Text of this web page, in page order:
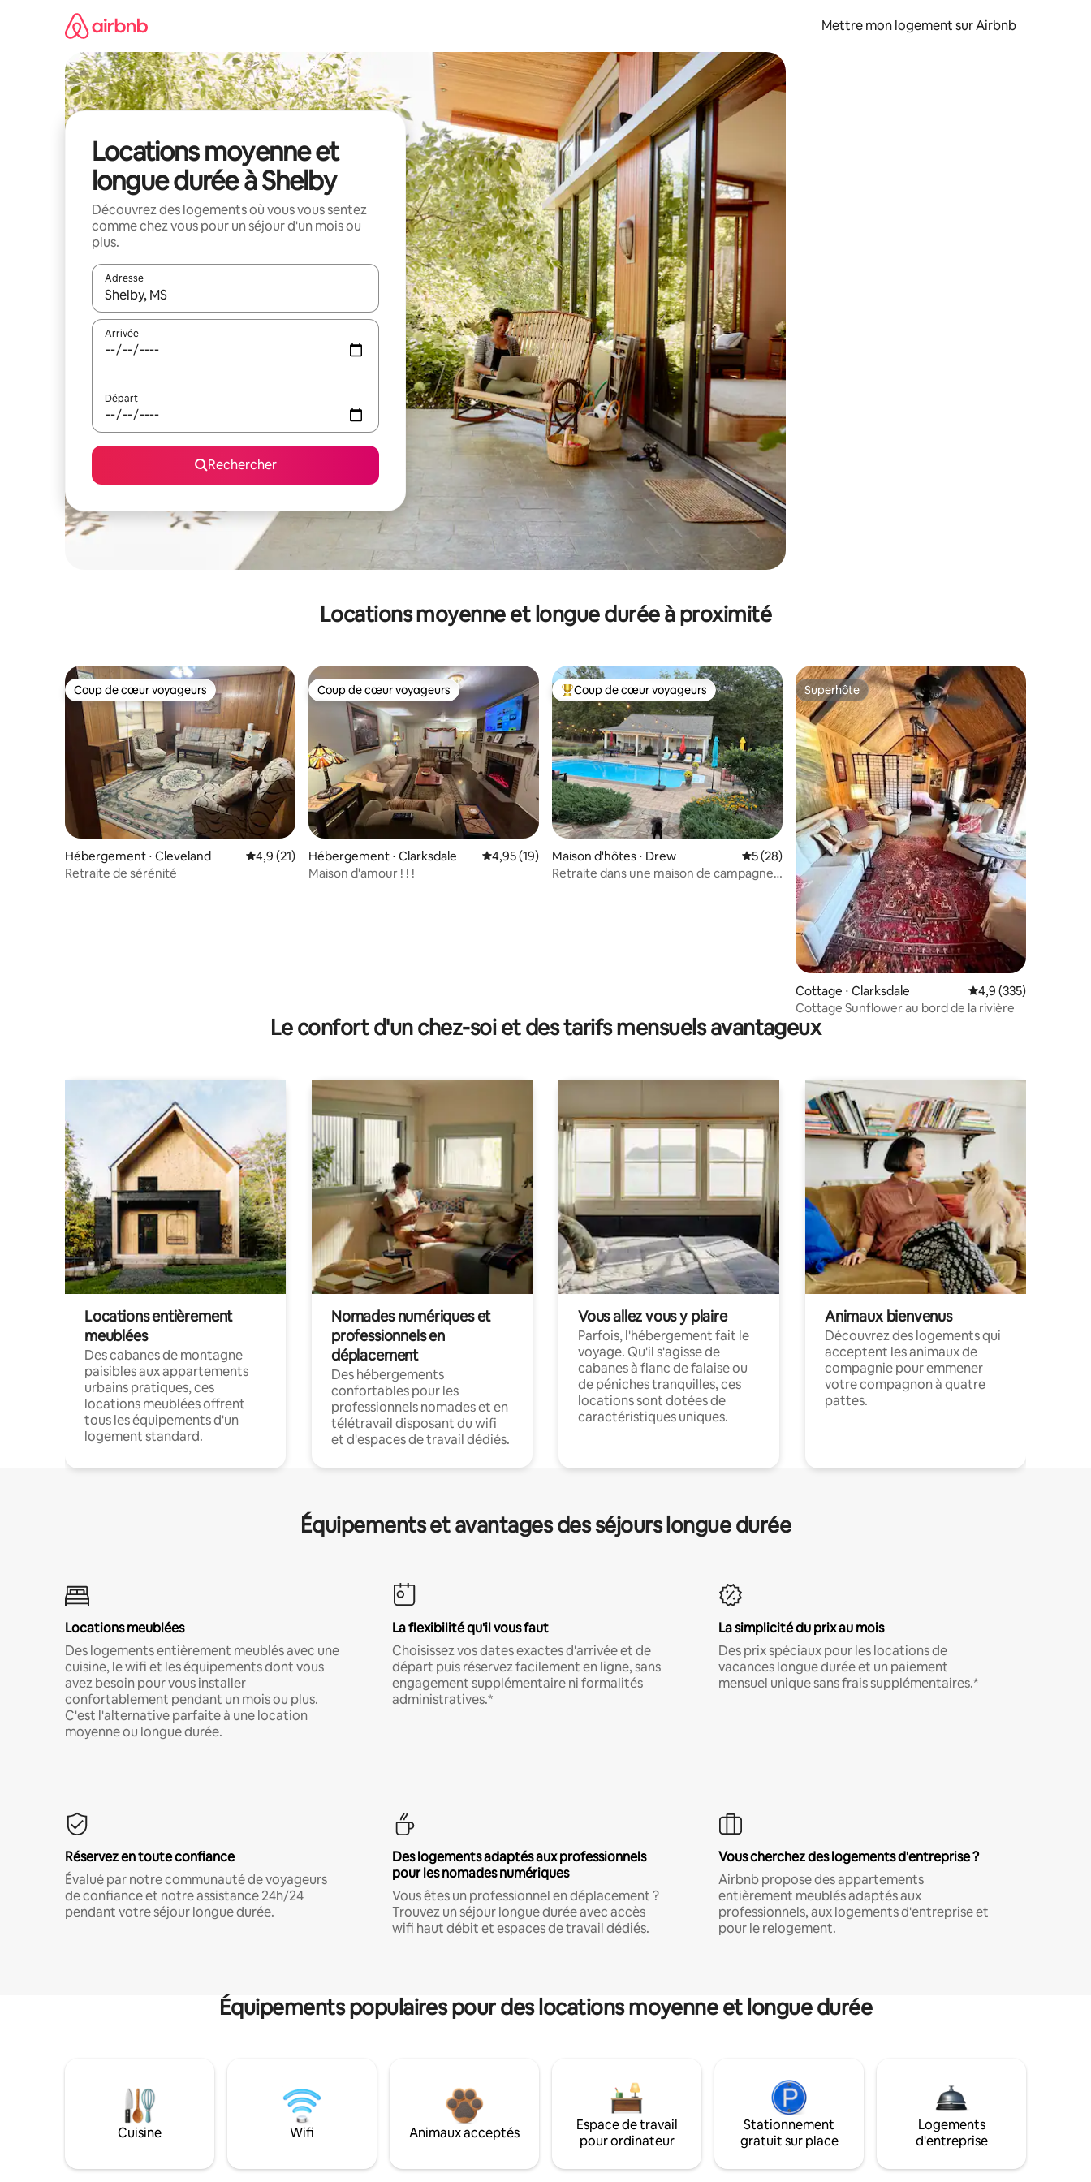
Mettre mon logement sur Airbnb
Locations moyenne et
longue durée à Shelby
Découvrez des logements où vous vous sentez
comme chez vous pour un séjour d'un mois ou
plus.
Adresse
Lorsque les résultats s'affichent, utilisez les flèches vers le haut et vers le bas pour les parcourir ou en appuyant et en faisant glisser.
Arrivée
Départ
Rechercher
Locations moyenne et longue durée à proximité
Coup de cœur voyageurs
Coup de cœur voyageurs
Hébergement ⋅ Cleveland Évaluation moyenne sur la base de 21 commentaires : 4,9 sur 5
4,9 (21)
Retraite de sérénité
Coup de cœur voyageurs
Coup de cœur voyageurs
Hébergement ⋅ Clarksdale Évaluation moyenne sur la base de 19 commentaires : 4,95 sur 5
4,95 (19)
Maison d'amour ! ! !
Coups de cœur voyageurs les plus appréciés
Coup de cœur voyageurs
Maison d'hôtes ⋅ Drew Évaluation moyenne sur la base de 28 commentaires : 5 sur 5
5 (28)
Retraite dans une maison de campagne
Superhôte
Superhôte
Cottage ⋅ Clarksdale Évaluation moyenne
4,9 (335)
Cottage Sunflower au bord de la rivière
Le confort d'un chez-soi et des tarifs mensuels avantageux
Locations entièrement
meublées
Des cabanes de montagne
paisibles aux appartements
urbains pratiques, ces
locations meublées offrent
tous les équipements d'un
logement standard.
Nomades numériques et
professionnels en
déplacement
Des hébergements
confortables pour les
professionnels nomades et en
télétravail disposant du wifi
et d'espaces de travail dédiés.
Vous allez vous y plaire
Parfois, l'hébergement fait le
voyage. Qu'il s'agisse de
cabanes à flanc de falaise ou
de péniches tranquilles, ces
locations sont dotées de
caractéristiques uniques.
Animaux bienvenus
Découvrez des logements qui
acceptent les animaux de
compagnie pour emmener
votre compagnon à quatre
pattes.
Équipements et avantages des séjours longue durée
Locations meublées
Des logements entièrement meublés avec une
cuisine, le wifi et les équipements dont vous
avez besoin pour vous installer
confortablement pendant un mois ou plus.
C'est l'alternative parfaite à une location
moyenne ou longue durée.
La flexibilité qu'il vous faut
Choisissez vos dates exactes d'arrivée et de
départ puis réservez facilement en ligne, sans
engagement supplémentaire ni formalités
administratives.*
La simplicité du prix au mois
Des prix spéciaux pour les locations de
vacances longue durée et un paiement
mensuel unique sans frais supplémentaires.*
Réservez en toute confiance
Évalué par notre communauté de voyageurs
de confiance et notre assistance 24h/24
pendant votre séjour longue durée.
Des logements adaptés aux professionnels
pour les nomades numériques
Vous êtes un professionnel en déplacement ?
Trouvez un séjour longue durée avec accès
wifi haut débit et espaces de travail dédiés.
Vous cherchez des logements d'entreprise ?
Airbnb propose des appartements
entièrement meublés adaptés aux
professionnels, aux logements d'entreprise et
pour le relogement.
Équipements populaires pour des locations moyenne et longue durée
Cuisine Wifi Animaux acceptés
Espace de travail
pour ordinateur
Stationnement
gratuit sur place
Logements
d'entreprise